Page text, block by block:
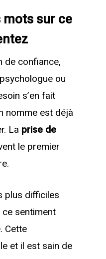
sur ce
de confiance,
ou
s’en fait
nomme est déjà
La prise de
le premier
plus difficiles
ce sentiment
Cette
et il est sain de